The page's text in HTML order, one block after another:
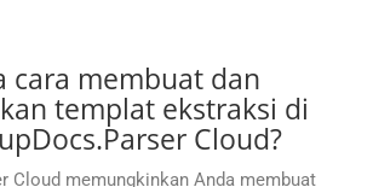
cara membuat dan
templat ekstraksi di
Cloud?
Cloud memungkinkan Anda membuat